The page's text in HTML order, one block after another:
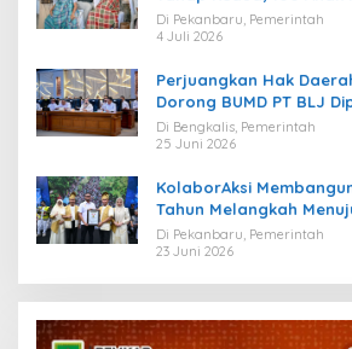
Di Pekanbaru, Pemerintah
4 Juli 2026
Perjuangkan Hak
Dorong BUMD PT BLJ
Migas
Di Bengkalis, Pemerintah
25 Juni 2026
KolaborAksi
Tahun Melangkah
Maju
Di Pekanbaru, Pemerintah
23 Juni 2026